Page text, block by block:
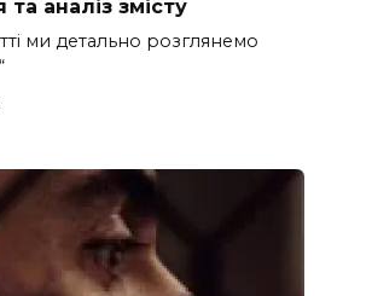
аналіз змісту
ми детально розглянемо